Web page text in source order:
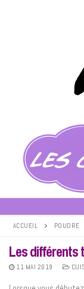
Rechercher :
ACCUEIL POUDRE
Les différents
11 MAI 2019